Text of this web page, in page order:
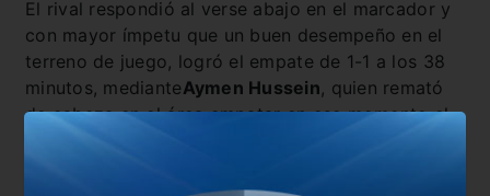
El rival respondió al verse abajo en el marcador y
con mayor ímpetu que un buen desempeño en el
terreno de juego, logró el empate de 1-1 a los 38
minutos, medianteAymen Hussein, quien remató
de cabeza en el área empatar en ese momento el
cotejo a una anotación.